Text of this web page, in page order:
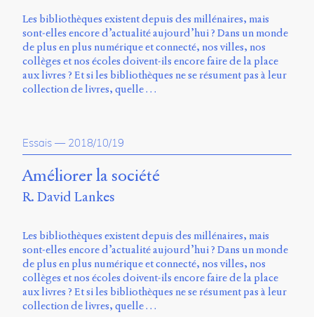
Typographies
Jannon
de
Storm
Muli
de
Vernon
été
conçu
par
Julie
Blanc,
Les bibliothèques existent depuis des millénaires, mais
sont-elles encore d’actualité aujourd’hui ? Dans un monde
de plus en plus numérique et connecté, nos villes, nos
collèges et nos écoles doivent-ils encore faire de la place
aux livres ? Et si les bibliothèques ne se résument pas à leur
collection de livres, quelle …
Essais — 2018/10/19
Améliorer la société
R. David Lankes
Les bibliothèques existent depuis des millénaires, mais
sont-elles encore d’actualité aujourd’hui ? Dans un monde
de plus en plus numérique et connecté, nos villes, nos
collèges et nos écoles doivent-ils encore faire de la place
aux livres ? Et si les bibliothèques ne se résument pas à leur
collection de livres, quelle …